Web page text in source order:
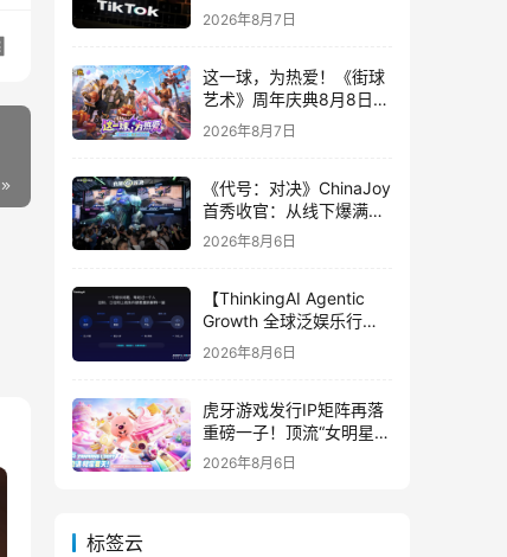
2026年8月7日
这一球，为热爱！《街球
艺术》周年庆典8月8日正
式上线，多重福利与全新
内容同步开启
2026年8月7日
《代号：对决》ChinaJoy
首秀收官：从线下爆满看
见玩家的真实期待
2026年8月6日
【ThinkingAI Agentic
Growth 全球泛娱乐行业
峰会】Agent 时代，人到
底负责什么
2026年8月6日
虎牙游戏发行IP矩阵再落
重磅一子！顶流“女明星”
ZANMANG LOOPY 正版
2026年8月6日
标签云